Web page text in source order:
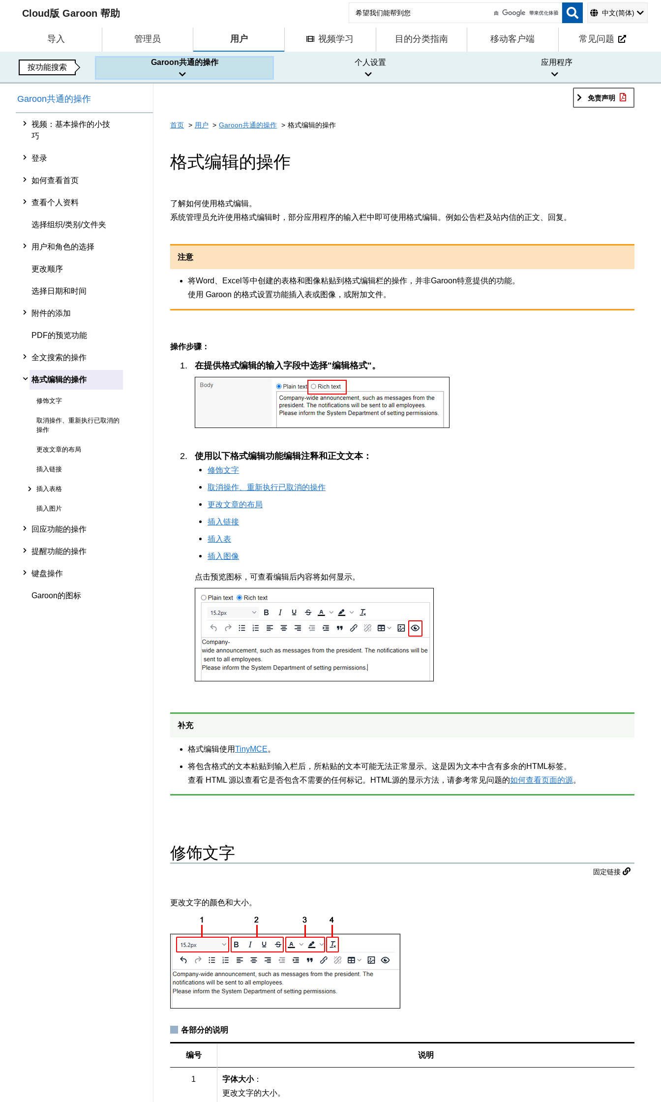
Cloud版 Garoon 帮助 中文(简体)
导入 管理员 用户 视频学习 目的分类指南 移动客户端 常见问题
按功能搜索
Garoon共通的操作 个人设置 应用程序
Garoon共通的操作
视频：基本操作的小技
巧
登录
如何查看首页
查看个人资料
选择组织/类别/文件夹
用户和角色的选择
更改顺序
选择日期和时间
附件的添加
PDF的预览功能
全文搜索的操作
格式编辑的操作
修饰文字
取消操作、重新执行已取消的
操作
更改文章的布局
插入链接
插入表格
插入图片
回应功能的操作
提醒功能的操作
键盘操作
Garoon的图标
免责声明
首页 用户 Garoon共通的操作 格式编辑的操作
格式编辑的操作
了解如何使用格式编辑。
系统管理员允许使用格式编辑时，部分应用程序的输入栏中即可使用格式编辑。例如公告栏及站内信的正文、回复。
注意
将Word、Excel等中创建的表格和图像粘贴到格式编辑栏的操作，并非Garoon特意提供的功能。
使用 Garoon 的格式设置功能插入表或图像，或附加文件。
操作步骤：
在提供格式编辑的输入字段中选择"编辑格式"。
使用以下格式编辑功能编辑注释和正文文本：
修饰文字
取消操作、重新执行已取消的操作
更改文章的布局
插入链接
插入表
插入图像
点击预览图标，可查看编辑后内容将如何显示。
补充
格式编辑使用TinyMCE。
将包含格式的文本粘贴到输入栏后，所粘贴的文本可能无法正常显示。这是因为文本中含有多余的HTML标签。
查看 HTML 源以查看它是否包含不需要的任何标记。HTML源的显示方法，请参考常见问题的如何查看页面的源。
修饰文字
固定链接
更改文字的颜色和大小。
各部分的说明
编号 说明
1 字体大小：
更改文字的大小。